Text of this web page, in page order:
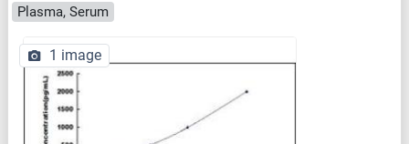
Plasma, Serum
1 image